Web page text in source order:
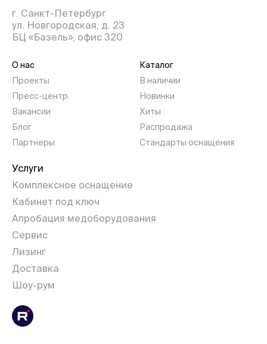
г. Санкт-Петербург
ул. Новгородская, д. 23
БЦ «Базель», офис 320
О нас
Проекты
Пресс-центр
Вакансии
Блог
Партнеры
Каталог
В наличии
Новинки
Хиты
Распродажа
Стандарты оснащения
Услуги
Комплексное оснащение
Кабинет под ключ
Апробация медоборудования
Сервис
Лизинг
Доставка
Шоу-рум